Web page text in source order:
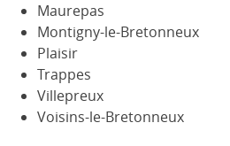
Maurepas
Montigny-le-Bretonneux
Plaisir
Trappes
Villepreux
Voisins-le-Bretonneux